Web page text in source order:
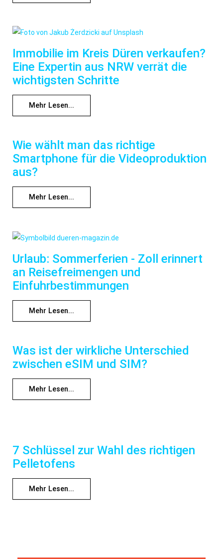
Immobilie im Kreis Düren verkaufen?
Eine Expertin aus NRW verrät die
wichtigsten Schritte
Mehr Lesen...
Wie wählt man das richtige
Smartphone für die Videoproduktion
aus?
Mehr Lesen...
Urlaub: Sommerferien - Zoll erinnert
an Reisefreimengen und
Einfuhrbestimmungen
Mehr Lesen...
Was ist der wirkliche Unterschied
zwischen eSIM und SIM?
Mehr Lesen...
7 Schlüssel zur Wahl des richtigen
Pelletofens
Mehr Lesen...